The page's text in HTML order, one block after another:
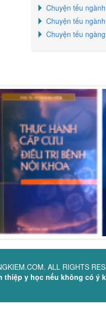
Chuyện tếu
Chuyện tếu
Chuyện tếu
ALL RIGHTS
y học nếu không có ý